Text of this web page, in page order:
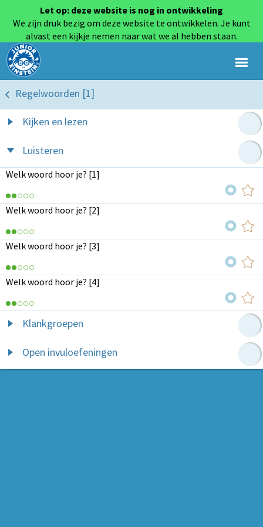
Let op: deze website is nog in ontwikkeling
We zijn druk bezig om deze website te ontwikkelen. Je kunt
alvast een kijkje nemen naar wat we al hebben staan.
Regelwoorden [1]
Kijken en lezen
Luisteren
Welk woord hoor je? [1]
Welk woord hoor je? [2]
Welk woord hoor je? [3]
Welk woord hoor je? [4]
Klankgroepen
Open invuloefeningen